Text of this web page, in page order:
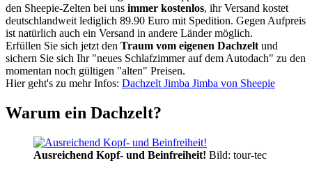
den Sheepie-Zelten bei uns immer kostenlos, ihr Versand kostet
deutschlandweit lediglich 89.90 Euro mit Spedition. Gegen Aufpreis
ist natürlich auch ein Versand in andere Länder möglich.
Erfüllen Sie sich jetzt den Traum vom eigenen Dachzelt und
sichern Sie sich Ihr "neues Schlafzimmer auf dem Autodach" zu den
momentan noch gültigen "alten" Preisen.
Hier geht's zu mehr Infos: Dachzelt Jimba Jimba von Sheepie
Warum ein Dachzelt?
Ausreichend Kopf- und Beinfreiheit! Bild: tour-tec